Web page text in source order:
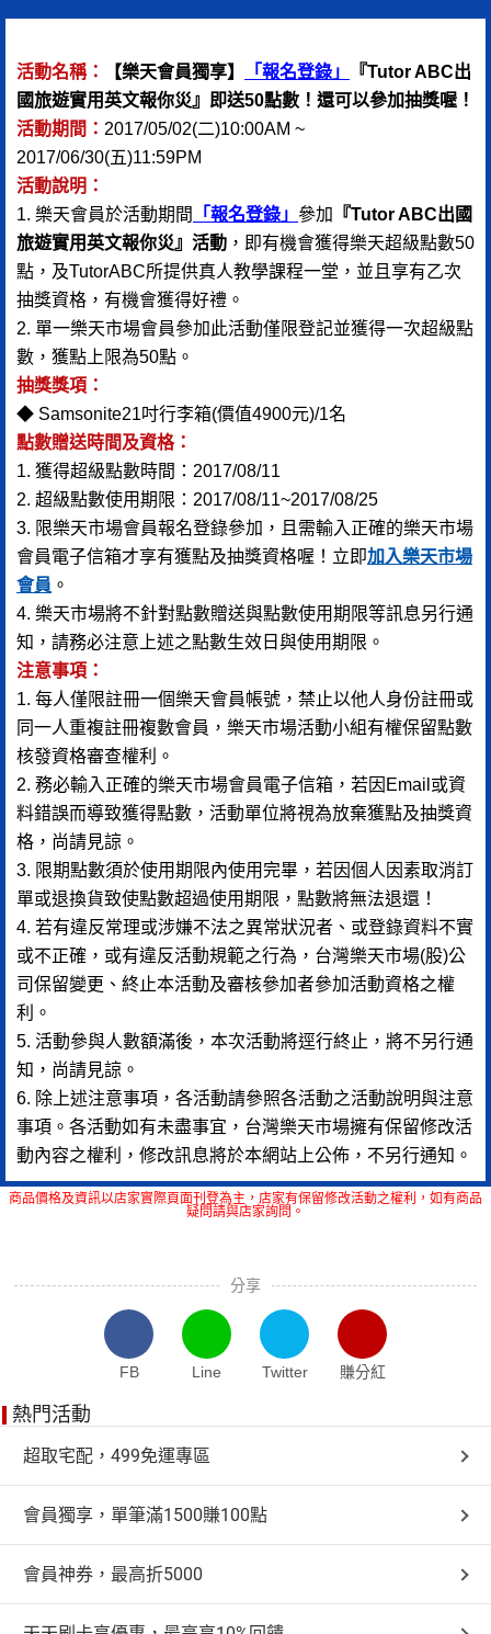
活動名稱： 【樂天會員獨享】 「報名登錄」
『Tutor ABC出
國旅遊實用英文報你災』即送50點數！還可以參加抽獎喔！
活動期間： 2017/05/02(二)10:00AM ~
2017/06/30(五)11:59PM
活動說明：
1. 樂天會員於活動期間
「報名登錄」 參加
『Tutor ABC出國
旅遊實用英文報你災』活動 ，即有機會獲得樂天超級點數50
點，及TutorABC所提供真人教學課程一堂，並且享有乙次
抽獎資格，有機會獲得好禮。
2. 單一樂天市場會員參加此活動僅限登記並獲得一次超級點
數，獲點上限為50點。
抽獎獎項：
◆ Samsonite21吋行李箱(價值4900元)/1名
點數贈送時間及資格：
1. 獲得超級點數時間：2017/08/11
2. 超級點數使用期限：2017/08/11~2017/08/25
3. 限樂天市場會員報名登錄參加，且需輸入正確的樂天市場
會員電子信箱才享有獲點及抽獎資格喔！立即加入樂天市場
會員 。
4. 樂天市場將不針對點數贈送與點數使用期限等訊息另行通
知，請務必注意上述之點數生效日與使用期限。
注意事項：
1. 每人僅限註冊一個樂天會員帳號，禁止以他人身份註冊或
同一人重複註冊複數會員，樂天市場活動小組有權保留點數
核發資格審查權利。
2. 務必輸入正確的樂天市場會員電子信箱，若因Email或資
料錯誤而導致獲得點數，活動單位將視為放棄獲點及抽獎資
格，尚請見諒。
3. 限期點數須於使用期限內使用完畢，若因個人因素取消訂
單或退換貨致使點數超過使用期限，點數將無法退還！
4. 若有違反常理或涉嫌不法之異常狀況者、或登錄資料不實
或不正確，或有違反活動規範之行為，台灣樂天市場(股)公
司保留變更、終止本活動及審核參加者參加活動資格之權
利。
5. 活動參與人數額滿後，本次活動將逕行終止，將不另行通
知，尚請見諒。
6. 除上述注意事項，各活動請參照各活動之活動說明與注意
事項。各活動如有未盡事宜，台灣樂天市場擁有保留修改活
動內容之權利，修改訊息將於本網站上公佈，不另行通知。
商品價格及資訊以店家實際頁面刊登為主，店家有保留修改活動之權利，如有商品
疑問請與店家詢問。
分享
FB Line Twitter 賺分紅
熱門活動
超取宅配，499免運專區
會員獨享，單筆滿1500賺100點
會員神券，最高折5000